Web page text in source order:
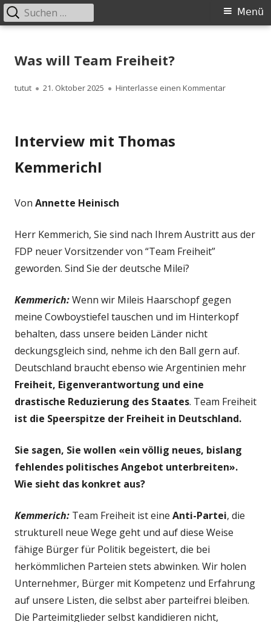
zum
Primäres
Menü
Suchen
nach:
Was will Team Freiheit?
Autor
tutut
Veröffentlicht
21. Oktober 2025 Hinterlasse einen Kommentarzu Was will
Interview mit Thomas
KemmerichI
Von Annette Heinisch
Herr Kemmerich, Sie sind nach Ihrem Austritt aus der
FDP neuer Vorsitzender von “Team Freiheit”
geworden. Sind Sie der deutsche Milei?
Kemmerich:Wenn wir Mileis Haarschopf gegen
meine Cowboystiefel tauschen und im Hinterkopf
behalten, dass unsere beiden Länder nicht
deckungsgleich sind, nehme ich den Ball gern auf.
Deutschland braucht ebenso wie Argentinien mehr
Freiheit, Eigenverantwortung und eine
drastische Reduzierung des Staates. Team Freiheit
ist die Speerspitze der Freiheit in Deutschland.
Sie sagen, Sie wollen «ein völlig neues, bislang
fehlendes politisches Angebot unterbreiten».
Wie sieht das konkret aus?
Kemmerich: Team Freiheit ist eine Anti-Partei, die
strukturell neue Wege geht und auf diese Weise
fähige Bürger für Politik begeistert, die bei
herkömmlichen Parteien stets abwinken. Wir holen
Unternehmer, Bürger mit Kompetenz und Erfahrung
auf unsere Listen, die selbst aber parteifrei bleiben.
Die Parteimitglieder selbst kandidieren nicht,